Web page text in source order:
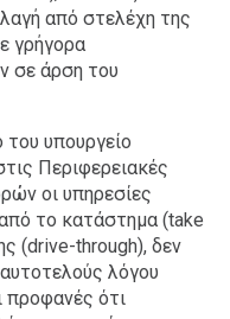
από στελέχη της
γρήγορα
σε άρση του
του υπουργείο
Περιφερειακές
οι υπηρεσίες
το κατάστημα (take
(drive-through), δεν
λόγου
προφανές ότι